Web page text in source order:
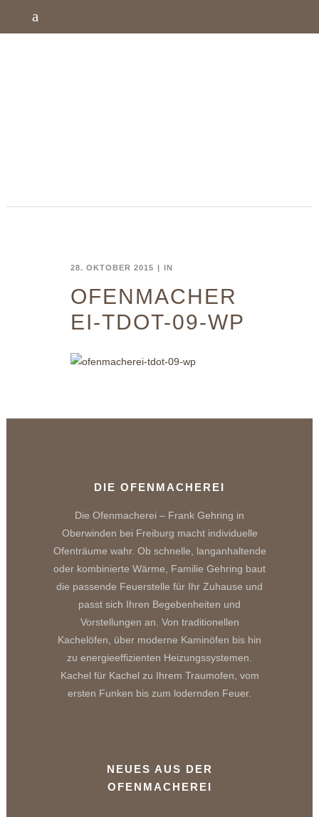
28. OKTOBER 2015 IN
OFENMACHER
EI-TDOT-09-WP
DIE OFENMACHEREI
Die Ofenmacherei – Frank Gehring in
Oberwinden bei Freiburg macht individuelle
Ofenträume wahr. Ob schnelle, langanhaltende
oder kombinierte Wärme, Familie Gehring baut
die passende Feuerstelle für Ihr Zuhause und
passt sich Ihren Begebenheiten und
Vorstellungen an. Von traditionellen
Kachelöfen, über moderne Kaminöfen bis hin
zu energieeffizienten Heizungssystemen.
Kachel für Kachel zu Ihrem Traumofen, vom
ersten Funken bis zum lodernden Feuer.
NEUES AUS DER
OFENMACHEREI